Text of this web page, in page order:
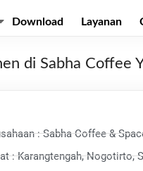
Download Layanan
di Sabha Coffee
: Sabha Coffee &
: Karangtengah, Nogotirto,